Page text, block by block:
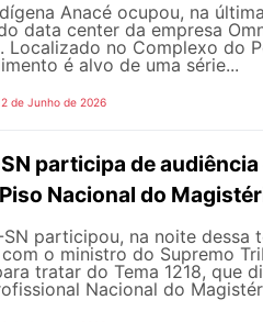
Anacé ocupou, na
data center da empresa
Localizado no Complexo do
é alvo de uma série...
de Junho de 2026
participa de
Nacional do
SN participou, na noite dessa
o ministro do Supremo
tratar do Tema 1218, que
Nacional do